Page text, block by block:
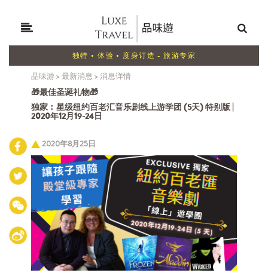
独特 • 体验 • 度身订造 - 旅游专家
品味游 >最新消息 >消息详情
🎁最佳圣诞礼物🎁
独家︰星级纽约百老汇音乐剧线上游学团 (5天) 特别版 |
2020年12月19-24日
2020年8月25日